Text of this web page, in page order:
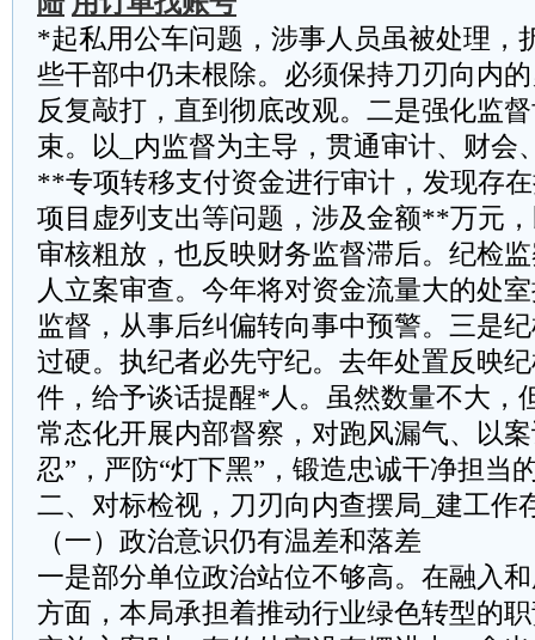
*起私用公车问题，涉事人员虽被处理，
些干部中仍未根除。必须保持刀刃向内
反复敲打，直到彻底改观。二是强化监
束。以_内监督为主导，贯通审计、财会
**专项转移支付资金进行审计，发现存
项目虚列支出等问题，涉及金额**万元
审核粗放，也反映财务监督滞后。纪检
人立案审查。今年将对资金流量大的处
监督，从事后纠偏转向事中预警。三是
过硬。执纪者必先守纪。去年处置反映
件，给予谈话提醒*人。虽然数量不大，
常态化开展内部督察，对跑风漏气、以
忍”，严防“灯下黑”，锻造忠诚干净担当
二、对标检视，刀刃向内查摆局_建工作
（一）政治意识仍有温差和落差
一是部分单位政治站位不够高。在融入
方面，本局承担着推动行业绿色转型的